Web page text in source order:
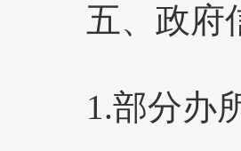
五、政府
1.部分办